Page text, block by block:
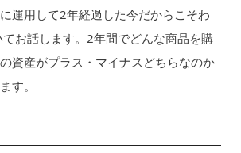
運用して2年経過した今だからこそわ
お話します。2年間でどんな商品を購
資産がプラス・マイナスどちらなのか
す。